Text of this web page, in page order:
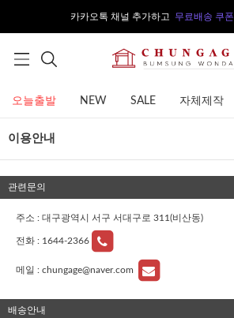
카카오톡 채널 추가하고 무료배송 쿠폰
오늘출발 NEW SALE 자체제작
이용안내
관련문의
주소 : 대구광역시 서구 서대구로 311(비산동)
전화 : 1644-2366
메일 : chungage@naver.com
배송안내